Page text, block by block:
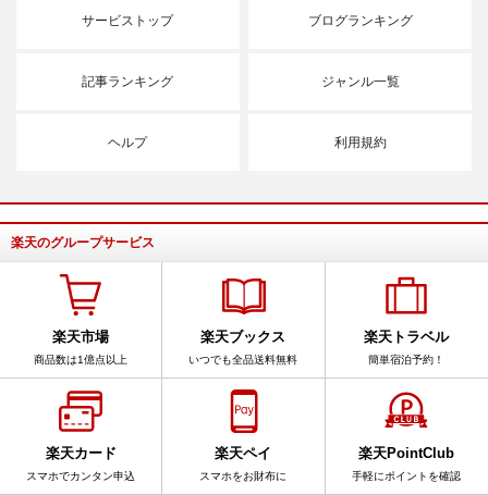
サービストップ ブログランキング
記事ランキング ジャンル一覧
ヘルプ 利用規約
楽天のグループサービス
楽天市場
商品数は1億点以上
楽天ブックス
いつでも全品送料無料
楽天トラベル
簡単宿泊予約！
楽天カード
スマホでカンタン申込
楽天ペイ
スマホをお財布に
楽天PointClub
手軽にポイントを確認